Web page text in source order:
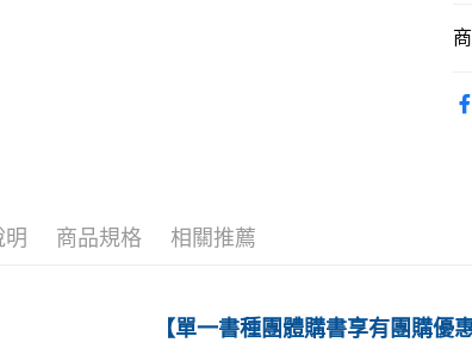
明 商品規格 相關推薦
【單一書種團體購書享有團購優